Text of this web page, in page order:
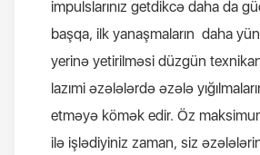
impulslarınız getdikcə daha da
başqa, ilk yanaşmaların daha
yerinə yetirilməsi düzgün
lazımi əzələlərdə əzələ
etməyə kömək edir. Öz
ilə işlədiyiniz zaman, siz